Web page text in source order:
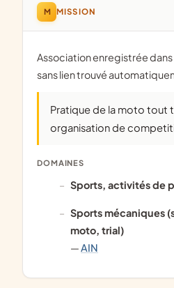
M MISSION
Association enregistrée dans l'ancien répertoire,
sans lien trouvé
Pratique de la moto tout terrain et
organisation de
DOMAINES
Sports, activités de
Sports mécaniques (sport automobile,
moto, trial)
—AIN